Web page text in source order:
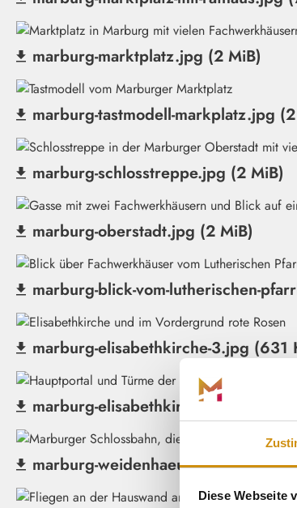
Diese Webseite
(Datei herunterladen)
marburg-marktplatz.jpg (2 MiB)
(Datei herunterladen)
marburg-tastmodell-markplatz.jpg
(Datei herunterladen)
marburg-schlosstreppe.jpg (2 MiB)
(Datei herunterladen)
marburg-oberstadt.jpg (2 MiB)
(Datei herunterladen)
marburg-blick-vom-lutherischen-
(Datei herunterladen)
marburg-elisabethkirche-3.jpg (631
(Datei herunterladen)
marburg-elisabethkirche-2.jpg (2 MiB)
(Datei herunterladen)
marburg-weidenhaeuser-strasse-
(Datei herunterladen)